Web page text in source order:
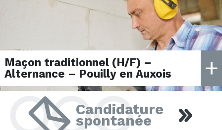
Monteur Réseaux électriques
(H/F) – Alternance – Dijon
+
Maçon traditionnel (H/F) –
Alternance – Pouilly en Auxois
+
Couvreur (H/F) – Alternance –
Arceau (proche Dijon)
+
Candidature
spontanée